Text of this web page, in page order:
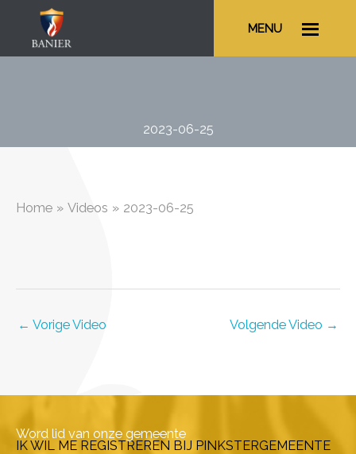
MENU
2023-06-25
Home Videos 2023-06-25
← Vorige Video Volgende Video →
Word lid van onze gemeente
IK WIL ME REGISTREREN BIJ PINKSTERGEMEENTE